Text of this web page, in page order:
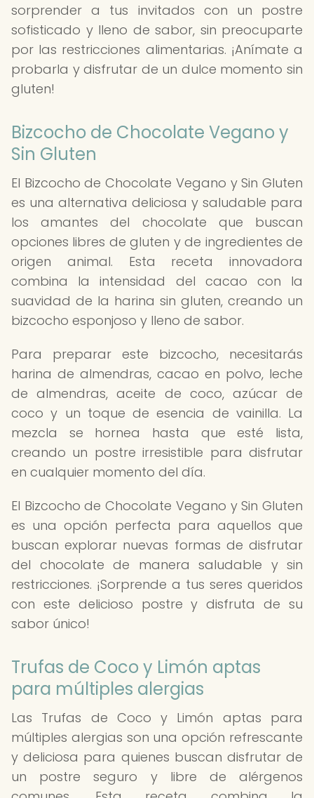
sorprender a tus invitados con un postre
sofisticado y lleno de sabor, sin preocuparte
por las restricciones alimentarias. ¡Anímate a
probarla y disfrutar de un dulce momento sin
gluten!
Bizcocho de Chocolate Vegano y
Sin Gluten
El Bizcocho de Chocolate Vegano y Sin Gluten
es una alternativa deliciosa y saludable para
los amantes del chocolate que buscan
opciones libres de gluten y de ingredientes de
origen animal. Esta receta innovadora
combina la intensidad del cacao con la
suavidad de la harina sin gluten, creando un
bizcocho esponjoso y lleno de sabor.
Para preparar este bizcocho, necesitarás
harina de almendras, cacao en polvo, leche
de almendras, aceite de coco, azúcar de
coco y un toque de esencia de vainilla. La
mezcla se hornea hasta que esté lista,
creando un postre irresistible para disfrutar
en cualquier momento del día.
El Bizcocho de Chocolate Vegano y Sin Gluten
es una opción perfecta para aquellos que
buscan explorar nuevas formas de disfrutar
del chocolate de manera saludable y sin
restricciones. ¡Sorprende a tus seres queridos
con este delicioso postre y disfruta de su
sabor único!
Trufas de Coco y Limón aptas
para múltiples alergias
Las Trufas de Coco y Limón aptas para
múltiples alergias son una opción refrescante
y deliciosa para quienes buscan disfrutar de
un postre seguro y libre de alérgenos